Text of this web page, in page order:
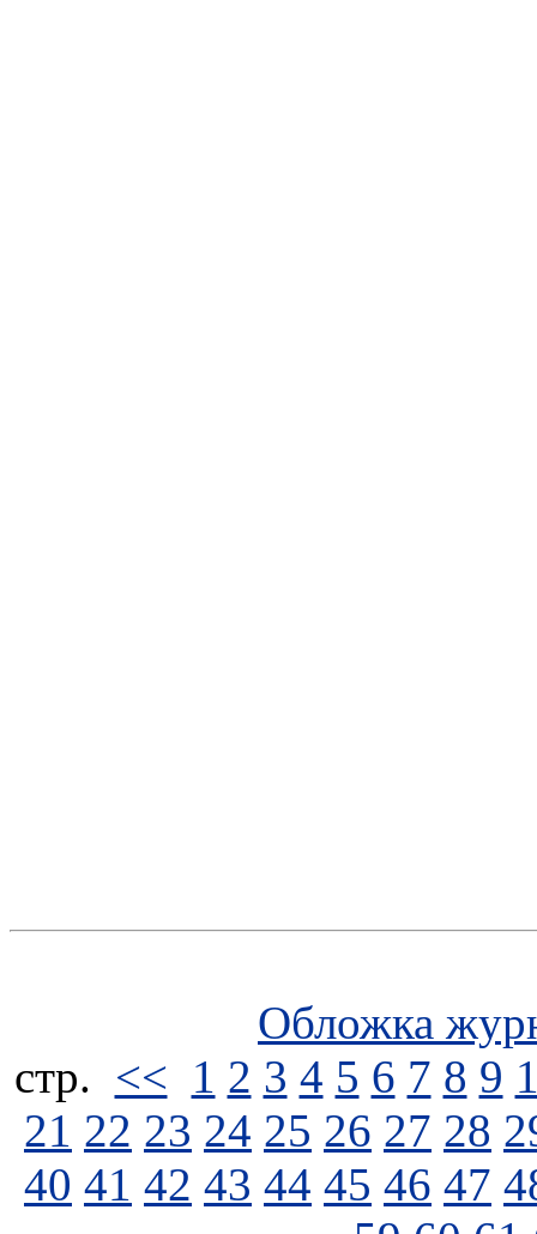
Обложка
стp. << 1 2 3 4 5 6 7 8 9
21 22 23 24 25 26 27 28
40 41 42 43 44 45 46 47